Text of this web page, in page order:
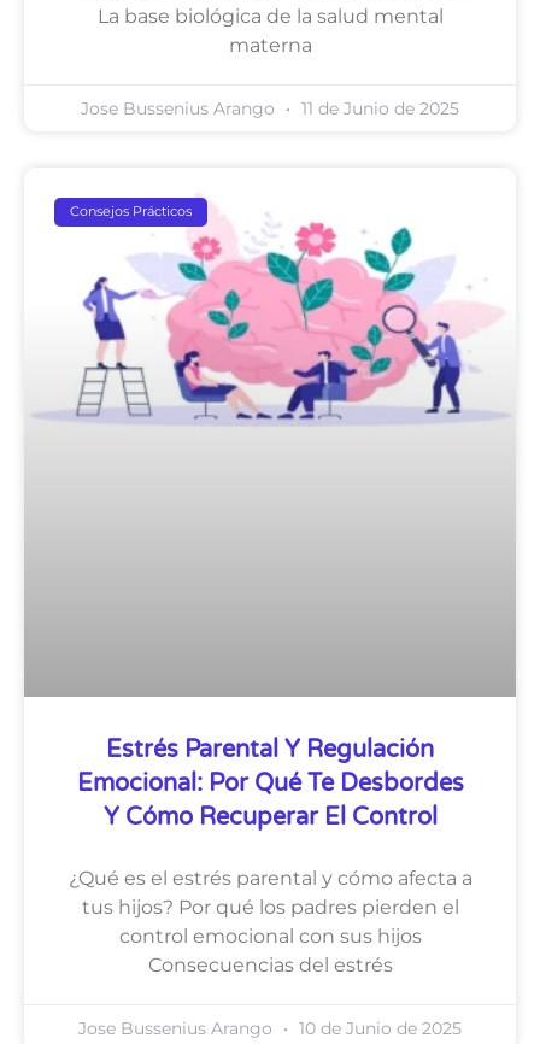
La base biológica de la salud mental
materna
Jose Bussenius Arango 11 de Junio de 2025
Consejos Prácticos
Estrés Parental Y Regulación
Emocional: Por Qué Te Desbordes
Y Cómo Recuperar El Control
¿Qué es el estrés parental y cómo afecta a
tus hijos? Por qué los padres pierden el
control emocional con sus hijos
Consecuencias del estrés
Jose Bussenius Arango 10 de Junio de 2025